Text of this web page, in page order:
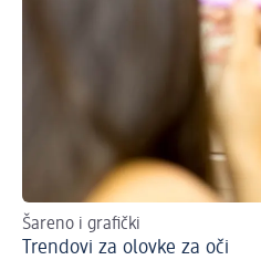
Šareno i grafički
Trendovi za olovke za oči